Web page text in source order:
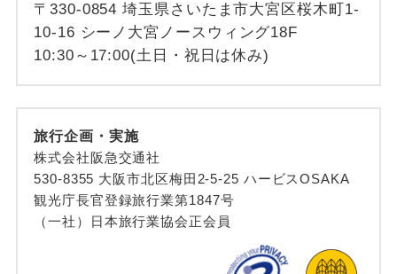
〒330-0854 埼玉県さいたま市大宮区桜木町1-
10-16 シーノ大宮ノースウィング18F
10:30～17:00(土日・祝日は休み)
旅行企画・実施
株式会社阪急交通社
530-8355 大阪市北区梅田2-5-25 ハービスOSAKA
観光庁長官登録旅行業第1847号
（一社）日本旅行業協会正会員